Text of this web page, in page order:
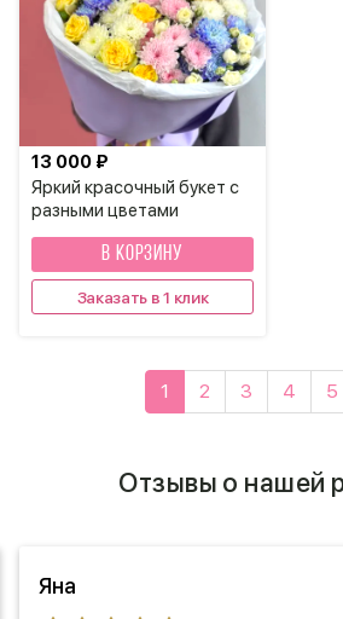
Яркий красочный букет с
разными цветами
13 000 ₽
В КОРЗИНУ
Заказать в 1 клик
1 2 3 4 5
Отзывы о нашей
Яна